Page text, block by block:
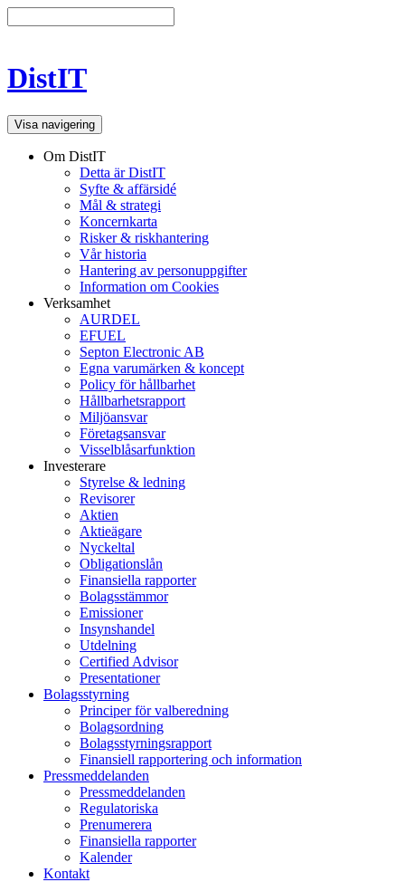
DistIT
Visa navigering
Om DistIT
Detta är DistIT
Syfte & affärsidé
Mål & strategi
Koncernkarta
Risker & riskhantering
Vår historia
Hantering av personuppgifter
Information om Cookies
Verksamhet
AURDEL
EFUEL
Septon Electronic AB
Egna varumärken & koncept
Policy för hållbarhet
Hållbarhetsrapport
Miljöansvar
Företagsansvar
Visselblåsarfunktion
Investerare
Styrelse & ledning
Revisorer
Aktien
Aktieägare
Nyckeltal
Obligationslån
Finansiella rapporter
Bolagsstämmor
Emissioner
Insynshandel
Utdelning
Certified Advisor
Presentationer
Bolagsstyrning
Principer för valberedning
Bolagsordning
Bolagsstyrningsrapport
Finansiell rapportering och information
Pressmeddelanden
Pressmeddelanden
Regulatoriska
Prenumerera
Finansiella rapporter
Kalender
Kontakt